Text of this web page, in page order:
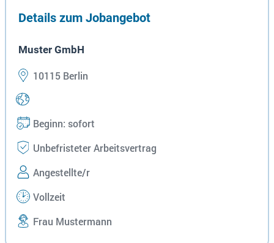
Details zum Jobangebot
Muster GmbH
10115 Berlin
Beginn: sofort
Unbefristeter Arbeitsvertrag
Angestellte/r
Vollzeit
Frau Mustermann